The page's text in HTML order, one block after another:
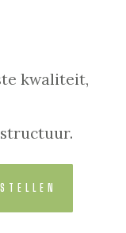
kwaliteit,